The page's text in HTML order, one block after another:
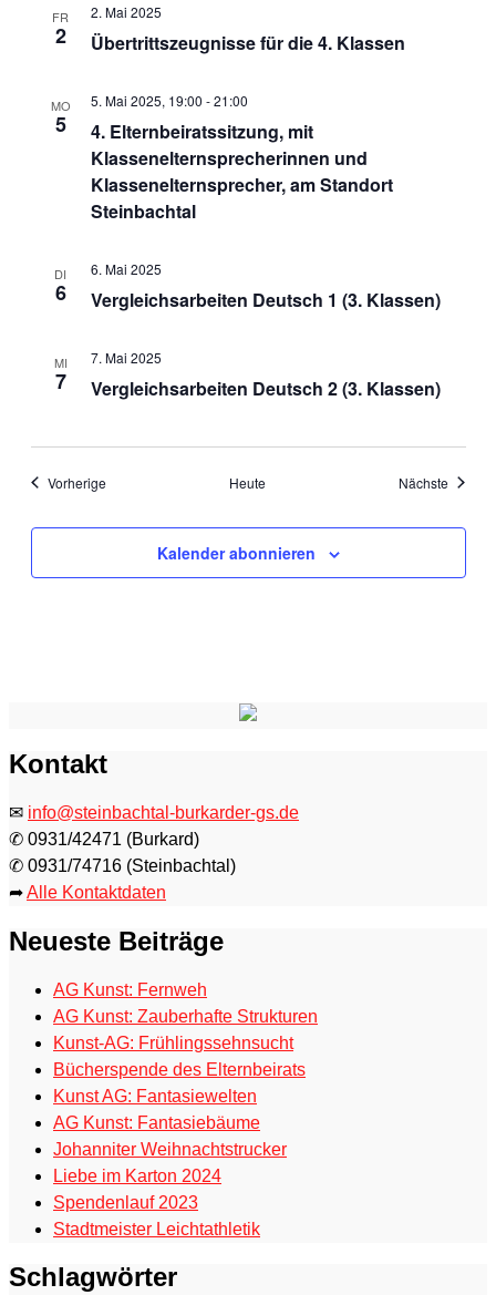
FR
2
2. Mai 2025
Übertrittszeugnisse für die 4. Klassen
MO
5
5. Mai 2025, 19:00 -21:00
4. Elternbeiratssitzung, mit
Klassenelternsprecherinnen und
Klassenelternsprecher, am Standort
Steinbachtal
DI
6
6. Mai 2025
Vergleichsarbeiten Deutsch 1 (3. Klassen)
MI
7
7. Mai 2025
Vergleichsarbeiten Deutsch 2 (3. Klassen)
VorherigeVeranstaltungen Heute Nächste
Kalender abonnieren
Kontakt
✉ info@steinbachtal-burkarder-gs.de
✆ 0931/42471 (Burkard)
✆ 0931/74716 (Steinbachtal)
➦Alle Kontaktdaten
Neueste Beiträge
AG Kunst: Fernweh
AG Kunst: Zauberhafte Strukturen
Kunst-AG: Frühlingssehnsucht
Bücherspende des Elternbeirats
Kunst AG: Fantasiewelten
AG Kunst: Fantasiebäume
Johanniter Weihnachtstrucker
Liebe im Karton 2024
Spendenlauf 2023
Stadtmeister Leichtathletik
Schlagwörter